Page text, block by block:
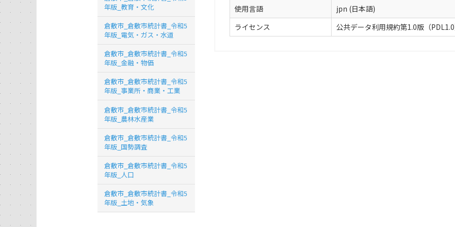
使用言語
jpn (日本語)
ライセンス
公共データ利用規約第1.0版（
年版_教育・文化
倉敷市_倉敷市統計書_令和5
年版_電気・ガス・水道
倉敷市_倉敷市統計書_令和5
年版_金融・物価
倉敷市_倉敷市統計書_令和5
年版_事業所・商業・工業
倉敷市_倉敷市統計書_令和5
年版_農林水産業
倉敷市_倉敷市統計書_令和5
年版_国勢調査
倉敷市_倉敷市統計書_令和5
年版_人口
倉敷市_倉敷市統計書_令和5
年版_土地・気象